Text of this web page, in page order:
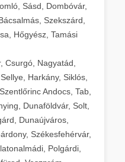
Sásd, Dombóvár,
Szekszárd,
Hőgyész, Tamási
Csurgó, Nagyatád,
Harkány, Siklós,
Andocs, Tab,
Dunaföldvár, Solt,
Dunaújváros,
Székesfehérvár,
Polgárdi,